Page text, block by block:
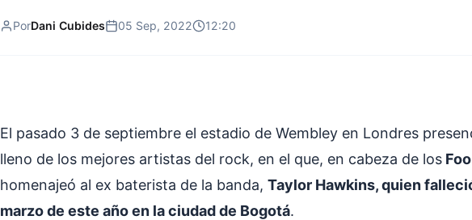
PorDani Cubides 05 Sep, 2022 12:20
El pasado 3 de septiembre el estadio de Wembley en Londres
lleno de los mejores artistas del rock, en el que, en cabeza de los
homenajeó al ex baterista de la banda, Taylor Hawkins, quien
marzo de este año en la ciudad de Bogotá.